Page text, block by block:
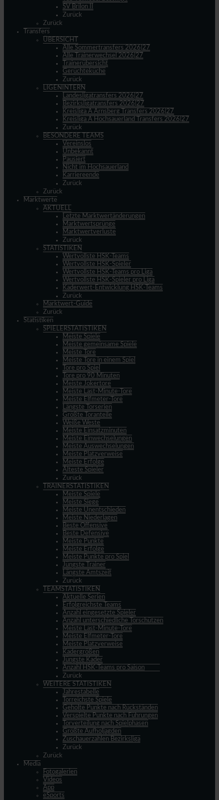
SV Brilon II
Zurück
Zurück
Transfers
ÜBERSICHT
Alle Sommertransfers 2026|27
Alle Trainerwechsel 2026|27
Trainerübersicht
Gerüchteküche
Zurück
LIGENINTERN
Landesligatransfers 2026|27
Bezirksligatransfers 2026|27
Kreisliga A Arnsberg Transfers 2026|27
Kreisliga A Hochsauerland Transfers 2026|27
Zurück
BESONDERE TEAMS
Vereinslos
Unbekannt
Pausiert
Nicht im Hochsauerland
Karriereende
Zurück
Zurück
Marktwerte
AKTUELL
Letzte Marktwertänderungen
Marktwertsprünge
Marktwertverluste
Zurück
STATISTIKEN
Wertvollste HSK-Teams
Wertvollste HSK-Spieler
Wertvollste HSK-Teams pro Liga
Wertvollste HSK-Spieler pro Liga
Kaderwert-Entwicklung HSK-Teams
Zurück
Marktwert-Guide
Zurück
Statistiken
SPIELERSTATISTIKEN
Meiste Spiele
Meiste gemeinsame Spiele
Meiste Tore
Meiste Tore in einem Spiel
Tore pro Spiel
Tore pro 90 Minuten
Meiste Jokertore
Meiste Last-Minute-Tore
Meiste Elfmeter-Tore
Längste Torserien
Größte Toranteile
Weiße Weste
Meiste Einsatzminuten
Meiste Einwechselungen
Meiste Auswechselungen
Meiste Platzverweise
Meiste Erfolge
Älteste Spieler
Zurück
TRAINERSTATISTIKEN
Meiste Spiele
Meiste Siege
Meiste Unentschieden
Meiste Niederlagen
Beste Offensive
Beste Defensive
Meiste Punkte
Meiste Erfolge
Meiste Punkte pro Spiel
Jüngste Trainer
Längste Amtszeit
Zurück
TEAMSTATISTIKEN
Aktuelle Serien
Erfolgreichste Teams
Anzahl eingesetzte Spieler
Anzahl unterschiedliche Torschützen
Meiste Last-Minute-Tore
Meiste Elfmeter-Tore
Meiste Platzverweise
Kadergrößen
Jüngste Kader
Anzahl HSK-Teams pro Saison
Zurück
WEITERE STATISTIKEN
Jahrestabelle
Torreichste Spiele
Geholte Punkte nach Rückständen
Verspielte Punkte nach Führungen
Torverteilung nach Spielphasen
Größte Aufholjagden
Zuschauerzahlen Bezirksliga
Zurück
Zurück
Media
Fotogalerien
Videos
App
eSports